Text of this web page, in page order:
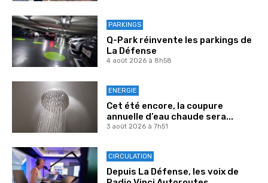
PARKINGS
Q-Park réinvente les parkings de
La Défense
4 août 2026 à 8h58
ENERGIE
Cet été encore, la coupure
annuelle d’eau chaude sera...
3 août 2026 à 7h51
CIRCULATION
Depuis La Défense, les voix de